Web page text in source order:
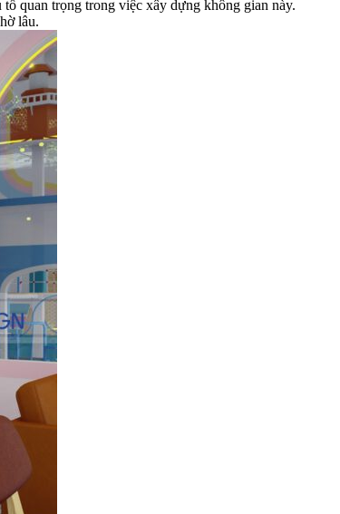
quan trọng trong việc xây dựng không gian này.
lâu.